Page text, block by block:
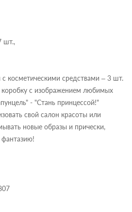
шт.,
косметическими средствами – 3 шт.
коробку с изображением любимых
- "Cтань принцессой!"
свой салон красоты или
новые образы и прически,
фантазию!